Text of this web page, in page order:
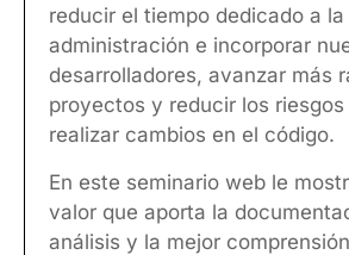
reducir el tiempo dedicado a la
administración e incorporar
desarrolladores, avanzar más
proyectos y reducir los
realizar cambios en el código.
En este seminario web le
valor que aporta la
análisis y la mejor